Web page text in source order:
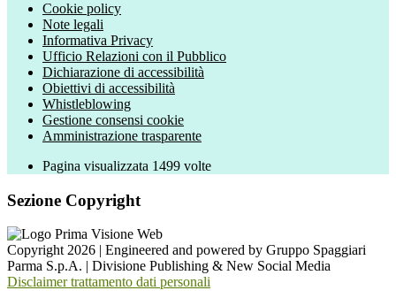
Cookie policy
Note legali
Informativa Privacy
Ufficio Relazioni con il Pubblico
Dichiarazione di accessibilità
Obiettivi di accessibilità
Whistleblowing
Gestione consensi cookie
Amministrazione trasparente
Pagina visualizzata 1499 volte
Sezione Copyright
Copyright 2026 | Engineered and powered by Gruppo Spaggiari
Parma S.p.A. | Divisione Publishing & New Social Media
Disclaimer trattamento dati personali